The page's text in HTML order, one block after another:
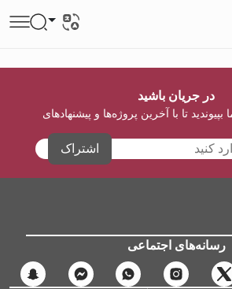
در جریان باشید
تا با آخرین پروژه‌ها و پیشنهادهای
اشتراک
رسانه‌های اجتماعی